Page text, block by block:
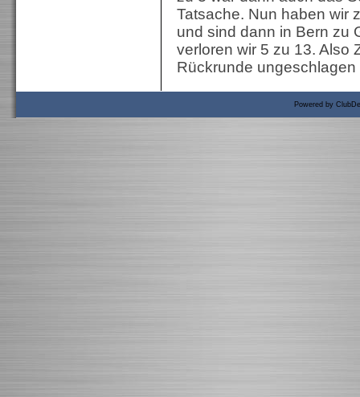
Tatsache. Nun haben wir
und sind dann in Bern zu
verloren wir 5 zu 13. Also
Rückrunde ungeschlagen
Powered by